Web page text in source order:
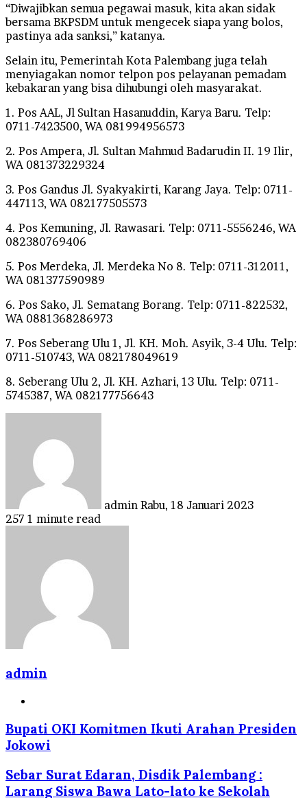
“Diwajibkan semua pegawai masuk, kita akan sidak
bersama BKPSDM untuk mengecek siapa yang bolos,
pastinya ada sanksi,” katanya.
Selain itu, Pemerintah Kota Palembang juga telah
menyiagakan nomor telpon pos pelayanan pemadam
kebakaran yang bisa dihubungi oleh masyarakat.
1. Pos AAL, Jl Sultan Hasanuddin, Karya Baru. Telp:
0711-7423500, WA 081994956573
2. Pos Ampera, Jl. Sultan Mahmud Badarudin II. 19 Ilir,
WA 081373229324
3. Pos Gandus Jl. Syakyakirti, Karang Jaya. Telp: 0711-
447113, WA 082177505573
4. Pos Kemuning, Jl. Rawasari. Telp: 0711-5556246, WA
082380769406
5. Pos Merdeka, Jl. Merdeka No 8. Telp: 0711-312011,
WA 081377590989
6. Pos Sako, Jl. Sematang Borang. Telp: 0711-822532,
WA 0881368286973
7. Pos Seberang Ulu 1, Jl. KH. Moh. Asyik, 3-4 Ulu. Telp:
0711-510743, WA 082178049619
8. Seberang Ulu 2, Jl. KH. Azhari, 13 Ulu. Telp: 0711-
5745387, WA 082177756643
admin Rabu, 18 Januari 2023
257 1 minute read
admin
Bupati OKI Komitmen Ikuti Arahan Presiden
Jokowi
Sebar Surat Edaran, Disdik Palembang :
Larang Siswa Bawa Lato-lato ke Sekolah